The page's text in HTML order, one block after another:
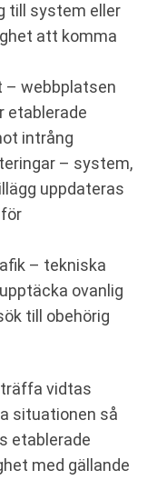
till system eller
att komma
– webbplatsen
etablerade
intrång
– system,
uppdateras
– tekniska
ovanlig
till obehörig
vidtas
situationen så
etablerade
med gällande